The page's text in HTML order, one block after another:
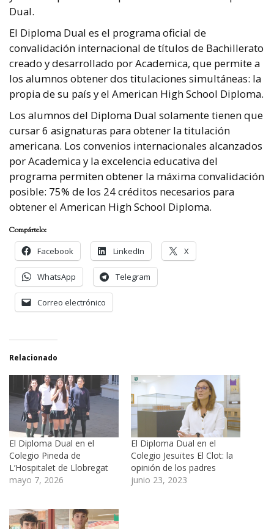
Dual.
El Diploma Dual es el programa oficial de
convalidación internacional de títulos de Bachillerato
creado y desarrollado por Academica, que permite a
los alumnos obtener dos titulaciones simultáneas: la
propia de su país y el American High School Diploma.
Los alumnos del Diploma Dual solamente tienen que
cursar 6 asignaturas para obtener la titulación
americana. Los convenios internacionales alcanzados
por Academica y la excelencia educativa del
programa permiten obtener la máxima convalidación
posible: 75% de los 24 créditos necesarios para
obtener el American High School Diploma.
Compártelo:
Facebook
LinkedIn X
WhatsApp Telegram
Correo electrónico
Relacionado
El Diploma Dual en el
Colegio Pineda de
L’Hospitalet de Llobregat
mayo 7, 2026
El Diploma Dual en el
Colegio Jesuïtes El Clot: la
opinión de los padres
junio 23, 2023